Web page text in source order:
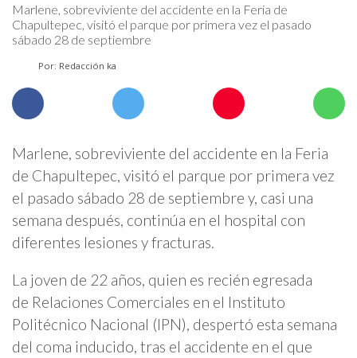
Marlene, sobreviviente del accidente en la Feria de
Chapultepec, visitó el parque por primera vez el pasado
sábado 28 de septiembre
Por: Redacción ka
Marlene, sobreviviente del accidente en la Feria
de Chapultepec, visitó el parque por primera vez
el pasado sábado 28 de septiembre y, casi una
semana después, continúa en el hospital con
diferentes lesiones y fracturas.
La joven de 22 años, quien es recién egresada
de Relaciones Comerciales en el Instituto
Politécnico Nacional (IPN), despertó esta semana
del coma inducido, tras el accidente en el que